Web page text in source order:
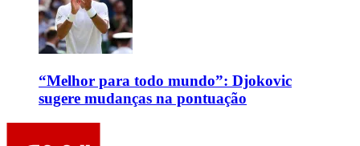
“Melhor para todo mundo”: Djokovic
sugere mudanças na pontuação